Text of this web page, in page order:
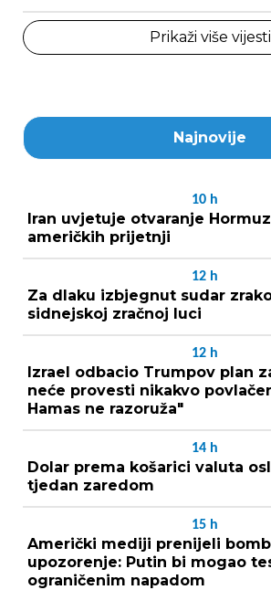
Prikaži više vijesti
Najnovije
10 h
Iran uvjetuje otvaranje
američkih prijetnji
12 h
Za dlaku izbjegnut sudar
sidnejskoj zračnoj luci
12 h
Izrael odbacio Trumpov plan
neće provesti nikakvo
Hamas ne razoruža"
14 h
Dolar prema košarici valuta
tjedan zaredom
15 h
Američki mediji prenijeli
upozorenje: Putin bi mogao
ograničenim napadom